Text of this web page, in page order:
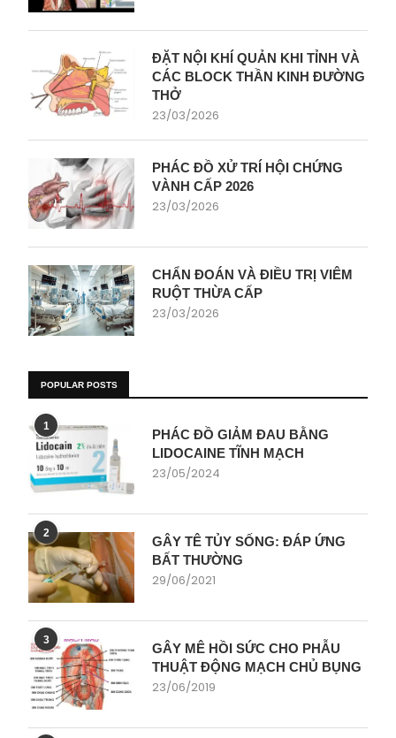
ĐẶT NỘI KHÍ QUẢN KHI TỈNH VÀ
CÁC BLOCK THẦN KINH ĐƯỜNG
THỞ
23/03/2026
PHÁC ĐỒ XỬ TRÍ HỘI CHỨNG
VÀNH CẤP 2026
23/03/2026
CHẨN ĐOÁN VÀ ĐIỀU TRỊ VIÊM
RUỘT THỪA CẤP
23/03/2026
POPULAR POSTS
1
PHÁC ĐỒ GIẢM ĐAU BẰNG
LIDOCAINE TĨNH MẠCH
23/05/2024
2
GÂY TÊ TỦY SỐNG: ĐÁP ỨNG
BẤT THƯỜNG
29/06/2021
3
GÂY MÊ HỒI SỨC CHO PHẪU
THUẬT ĐỘNG MẠCH CHỦ BỤNG
23/06/2019